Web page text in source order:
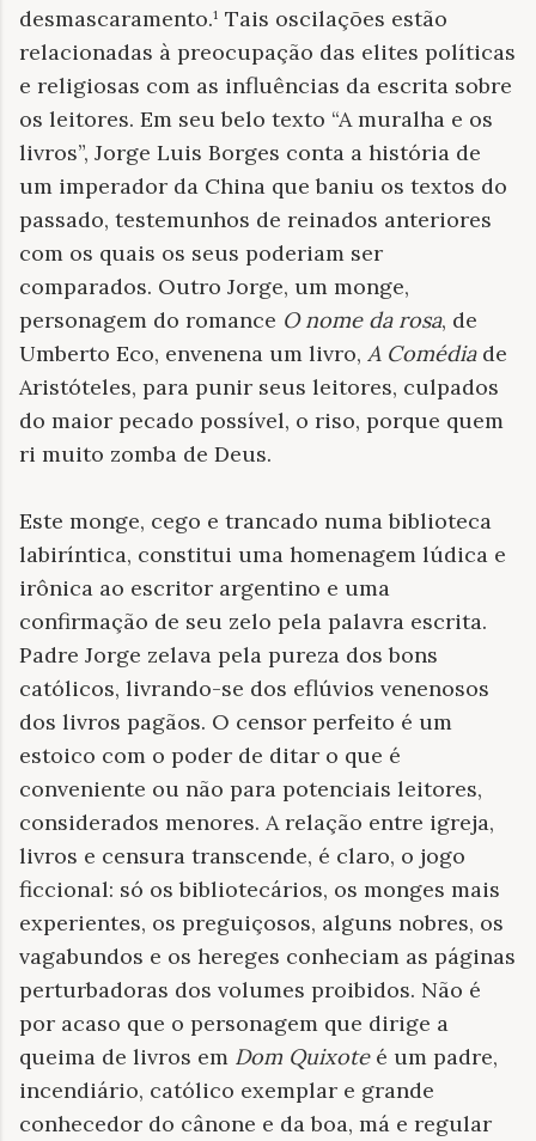
desmascaramento.¹ Tais oscilações estão
relacionadas à preocupação das elites políticas
e religiosas com as influências da escrita sobre
os leitores. Em seu belo texto “A muralha e os
livros”, Jorge Luis Borges conta a história de
um imperador da China que baniu os textos do
passado, testemunhos de reinados anteriores
com os quais os seus poderiam ser
comparados. Outro Jorge, um monge,
personagem do romance O nome da rosa, de
Umberto Eco, envenena um livro, A Comédiade
Aristóteles, para punir seus leitores, culpados
do maior pecado possível, o riso, porque quem
ri muito zomba de Deus.
Este monge, cego e trancado numa biblioteca
labiríntica, constitui uma homenagem lúdica e
irônica ao escritor argentino e uma
confirmação de seu zelo pela palavra escrita.
Padre Jorge zelava pela pureza dos bons
católicos, livrando-se dos eflúvios venenosos
dos livros pagãos. O censor perfeito é um
estoico com o poder de ditar o que é
conveniente ou não para potenciais leitores,
considerados menores. A relação entre igreja,
livros e censura transcende, é claro, o jogo
ficcional: só os bibliotecários, os monges mais
experientes, os preguiçosos, alguns nobres, os
vagabundos e os hereges conheciam as páginas
perturbadoras dos volumes proibidos. Não é
por acaso que o personagem que dirige a
queima de livros em Dom Quixoteé um padre,
incendiário, católico exemplar e grande
conhecedor do cânone e da boa, má e regular